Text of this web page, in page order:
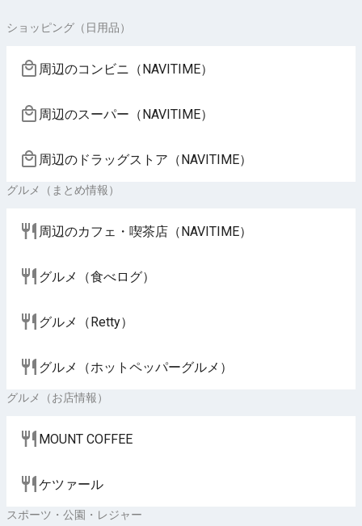
ショッピング（日用品）
周辺のコンビニ（NAVITIME）
周辺のスーパー（NAVITIME）
周辺のドラッグストア（NAVITIME）
グルメ（まとめ情報）
周辺のカフェ・喫茶店（NAVITIME）
グルメ（食べログ）
グルメ（Retty）
グルメ（ホットペッパーグルメ）
グルメ（お店情報）
MOUNT COFFEE
ケツァール
スポーツ・公園・レジャー